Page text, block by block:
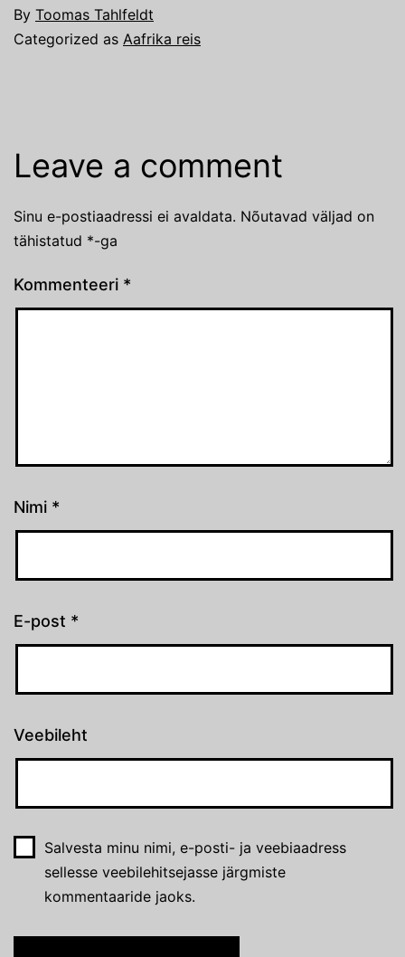
By Toomas Tahlfeldt
Categorized as Aafrika reis
Leave a comment
Sinu e-postiaadressi ei avaldata. Nõutavad väljad on
tähistatud *-ga
Kommenteeri *
Nimi *
E-post *
Veebileht
Salvesta minu nimi, e-posti- ja veebiaadress
sellesse veebilehitsejasse järgmiste
kommentaaride jaoks.